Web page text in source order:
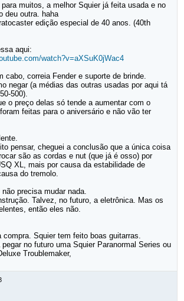
muitos, a melhor Squier já feita usada e no
deu outra. haha
edição especial de 40 anos. (40th
aqui:
watch?v=aXSuK0jWac4
cabo, correia Fender e suporte de brinde.
negar (a médias das outras usadas por aqui tá
500).
o preço delas só tende a aumentar com o
feitas para o aniversário e não vão ter
pensar, cheguei a conclusão que a única coisa
são as cordas e nut (que já é osso) por
XL, mais por causa da estabilidade de
do tremolo.
precisa mudar nada.
Talvez, no futuro, a eletrônica. Mas os
então eles não.
compra. Squier tem feito boas guitarras.
no futuro uma Squier Paranormal Series ou
Troublemaker,